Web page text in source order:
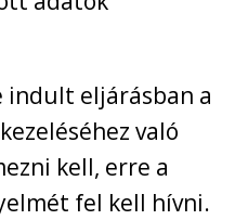
eljárásban a
való
kell, erre a
fel kell hívni.